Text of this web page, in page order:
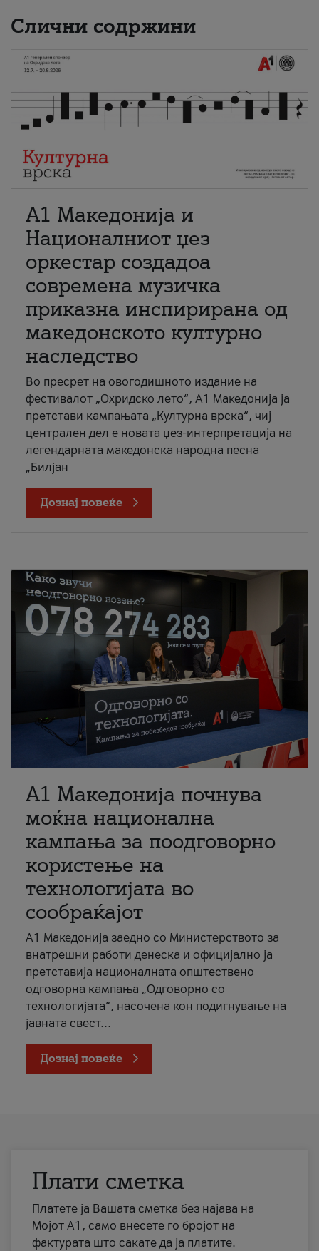
Слични содржини
А1 Македонија и
Националниот џез
оркестар создадоа
современа музичка
приказна инспирирана од
македонското културно
наследство
Во пресрет на овогодишното издание на
фестивалот „Охридско лето“, А1 Македонија ја
претстави кампањата „Културна врска“, чиј
централен дел е новата џез-интерпретација на
легендарната македонска народна песна
„Билјан
Дознај повеќе
A1 Македонија почнува
моќна национална
кампања за поодговорно
користење на
технологијата во
сообраќајот
A1 Македонија заедно со Министерството за
внатрешни работи денеска и официјално ја
претставија националната општествено
одговорна кампања „Одговорно со
технологијата“, насочена кон подигнување на
јавната свест...
Дознај повеќе
Плати сметка
Платете ја Вашата сметка без најава на
Мојот А1, само внесете го бројот на
фактурата што сакате да ја платите.